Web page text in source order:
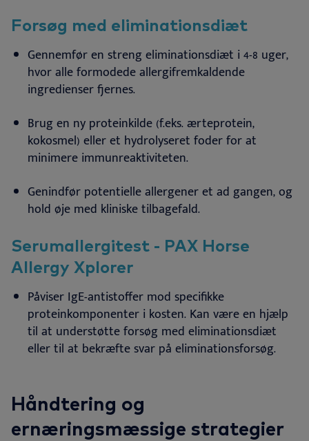
Forsøg med eliminationsdiæt
Gennemfør en streng eliminationsdiæt i 4-8 uger,
hvor alle formodede allergifremkaldende
ingredienser fjernes.
Brug en ny proteinkilde (f.eks. ærteprotein,
kokosmel) eller et hydrolyseret foder for at
minimere immunreaktiviteten.
Genindfør potentielle allergener et ad gangen, og
hold øje med kliniske tilbagefald.
Serumallergitest - PAX Horse
Allergy Xplorer
Påviser IgE-antistoffer mod specifikke
proteinkomponenter i kosten. Kan være en hjælp
til at understøtte forsøg med eliminationsdiæt
eller til at bekræfte svar på eliminationsforsøg.
Håndtering og
ernæringsmæssige strategier